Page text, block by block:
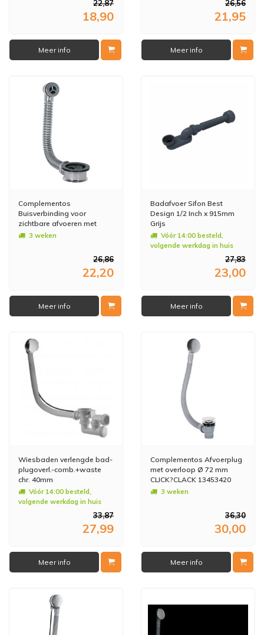
22,87
18,90
Meer info
26,56
21,95
Meer info
Complementos
Buisverbinding voor
zichtbare afvoeren met
overloop 13463450
3 weken
26,86
22,20
Meer info
Badafvoer Sifon Best
Design 1/2 Inch x 915mm
Grijs
Vóór 14:00 besteld,
volgende werkdag in huis
27,83
23,00
Meer info
Wiesbaden verlengde bad-
plugoverl.-comb.+waste
chr. 40mm
Vóór 14:00 besteld,
volgende werkdag in huis
33,87
27,99
Meer info
Complementos Afvoerplug
met overloop Ø 72 mm
CLICK?CLACK 13453420
3 weken
36,30
30,00
Meer info